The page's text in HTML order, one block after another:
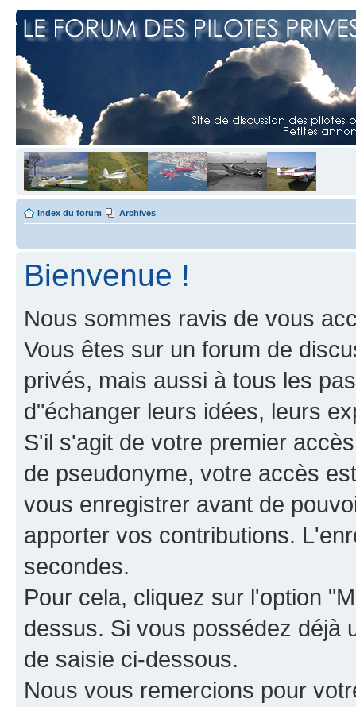
Index du forum Archives
Bienvenue !
Nous sommes ravis de vous
Vous êtes sur un forum de
privés, mais aussi à tous les
d"échanger leurs idées, leurs
S'il s'agit de votre premier
de pseudonyme, votre accès
vous enregistrer avant de
apporter vos contributions.
secondes.
Pour cela, cliquez sur l'option
dessus. Si vous possédez déjà
de saisie ci-dessous.
Nous vous remercions pour